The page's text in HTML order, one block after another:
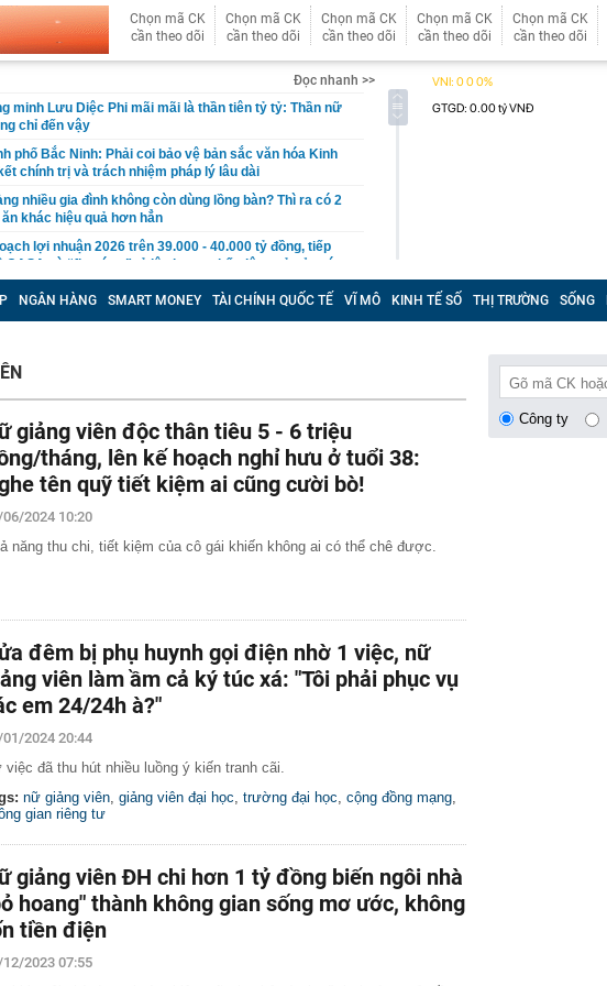
Chọn mã CK
cần theo dõi
Chọn mã CK
cần theo dõi
Chọn mã CK
cần theo dõi
Chọn mã CK
cần theo dõi
Chọn mã CK
cần theo dõi
Đọc nhanh >>
minh Lưu Diệc Phi mãi mãi là thần tiên tỷ tỷ: Thần nữ
chỉ đến vậy
phố Bắc Ninh: Phải coi bảo vệ bản sắc văn hóa Kinh
chính trị và trách nhiệm pháp lý lâu dài
nhiều gia đình không còn dùng lồng bàn? Thì ra có 2
khác hiệu quả hơn hẳn
lợi nhuận 2026 trên 39.000 - 40.000 tỷ đồng, tiếp
CASA và “fix cứng” tỷ lệ cho vay bất động sản ở mức
Việt Nam trở thành thị trường lớn thứ hai Đông Nam Á
kỳ lúc nào, chỉ là chưa muốn
rau lọt top “tốt bậc nhất thế giới”, người Việt ăn liên
biết
06/8/2026: Cùng với BIDV và Weixin Pay, NAPAS đã
nối thanh toán xuyên biên giới với thị trường hơn 1,4 tỷ
con để trục lợi hơn 4 tỷ đồng tiền bảo hiểm lĩnh án
vì các vụ tấn công liên tiếp nhằm vào những 'ông trùm'
theo Nghị định 168
báo nóng khán giả mua vé BIGBANG: Không có vé nội
trò lừa đảo
nơi mát mẻ quanh năm chỉ khoảng 20 độ, sở hữu cung
"tứ đại đỉnh đèo", được Oscar du lịch vinh danh
vừa ra mắt mẫu ô tô giá tương đương 200 triệu
xăng từ E20 đến E100
giữa tâm bão kim cương
chỗ ở, nơi làm việc, bắt tạm giam Chủ tịch HĐQT
Trường
để đón dòng FDI chất lượng cao
quyền cho AI: Có thể tự động xóa bài viết và bình
quy
NGÂN HÀNG SMART MONEY TÀI CHÍNH QUỐC TẾ VĨ MÔ KINH TẾ SỐ THỊ TRƯỜNG SỐNG
giảng viên độc thân tiêu 5 - 6 triệu
tháng, lên kế hoạch nghỉ hưu ở tuổi 38:
tên quỹ tiết kiệm ai cũng cười bò!
06/2024 10:20
năng thu chi, tiết kiệm của cô gái khiến không ai có thể chê được.
đêm bị phụ huynh gọi điện nhờ 1 việc, nữ
viên làm ầm cả ký túc xá: "Tôi phải phục vụ
em 24/24h à?"
2024 20:44
việc đã thu hút nhiều luồng ý kiến tranh cãi.
nữ giảng viên giảng viên đại học trường đại học cộng đồng mạng
gian riêng tư
giảng viên ĐH chi hơn 1 tỷ đồng biến ngôi nhà
hoang" thành không gian sống mơ ước, không
tiền điện
2023 07:55
Công ty